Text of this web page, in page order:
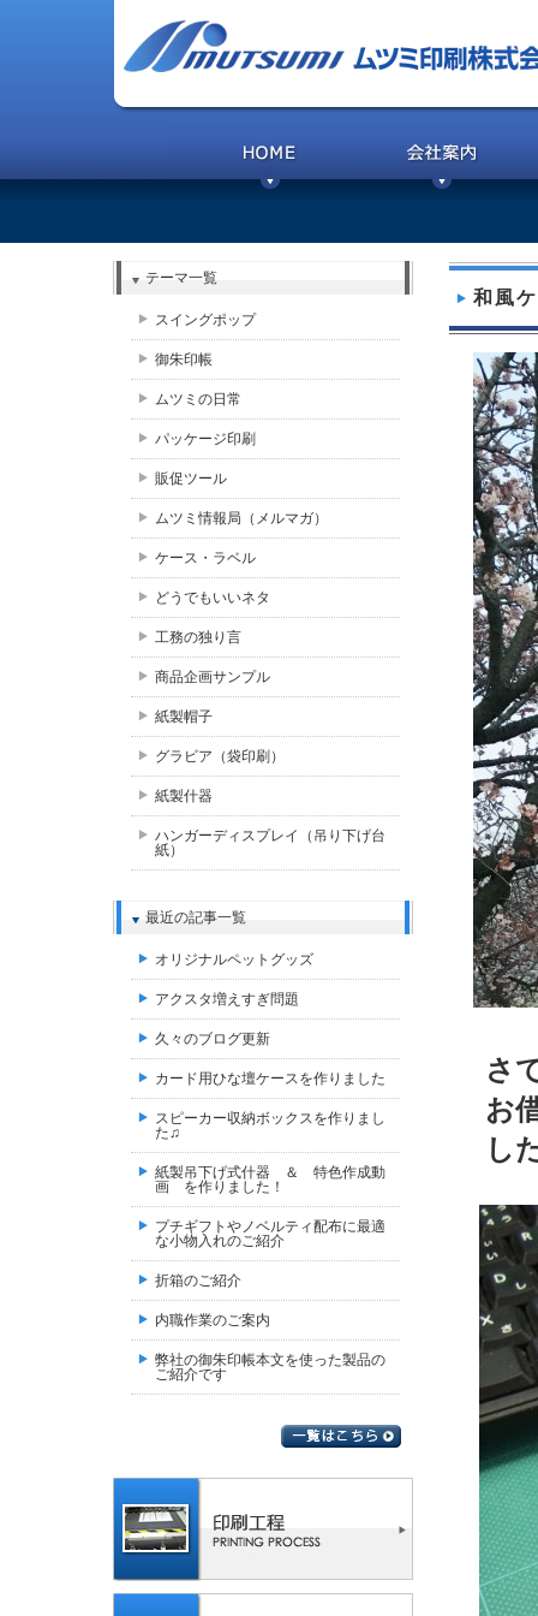
和風
さ
お
し
テーマ一覧
スイングポップ
御朱印帳
ムツミの日常
パッケージ印刷
販促ツール
ムツミ情報局（メルマガ）
ケース・ラベル
どうでもいいネタ
工務の独り言
商品企画サンプル
紙製帽子
グラビア（袋印刷）
紙製什器
ハンガーディスプレイ（吊り下げ台
紙）
最近の記事一覧
オリジナルペットグッズ
アクスタ増えすぎ問題
久々のブログ更新
カード用ひな壇ケースを作りました
スピーカー収納ボックスを作りまし
た♫
紙製吊下げ式什器 ＆ 特色作成動
画 を作りました！
プチギフトやノベルティ配布に最適
な小物入れのご紹介
折箱のご紹介
内職作業のご案内
弊社の御朱印帳本文を使った製品の
ご紹介です